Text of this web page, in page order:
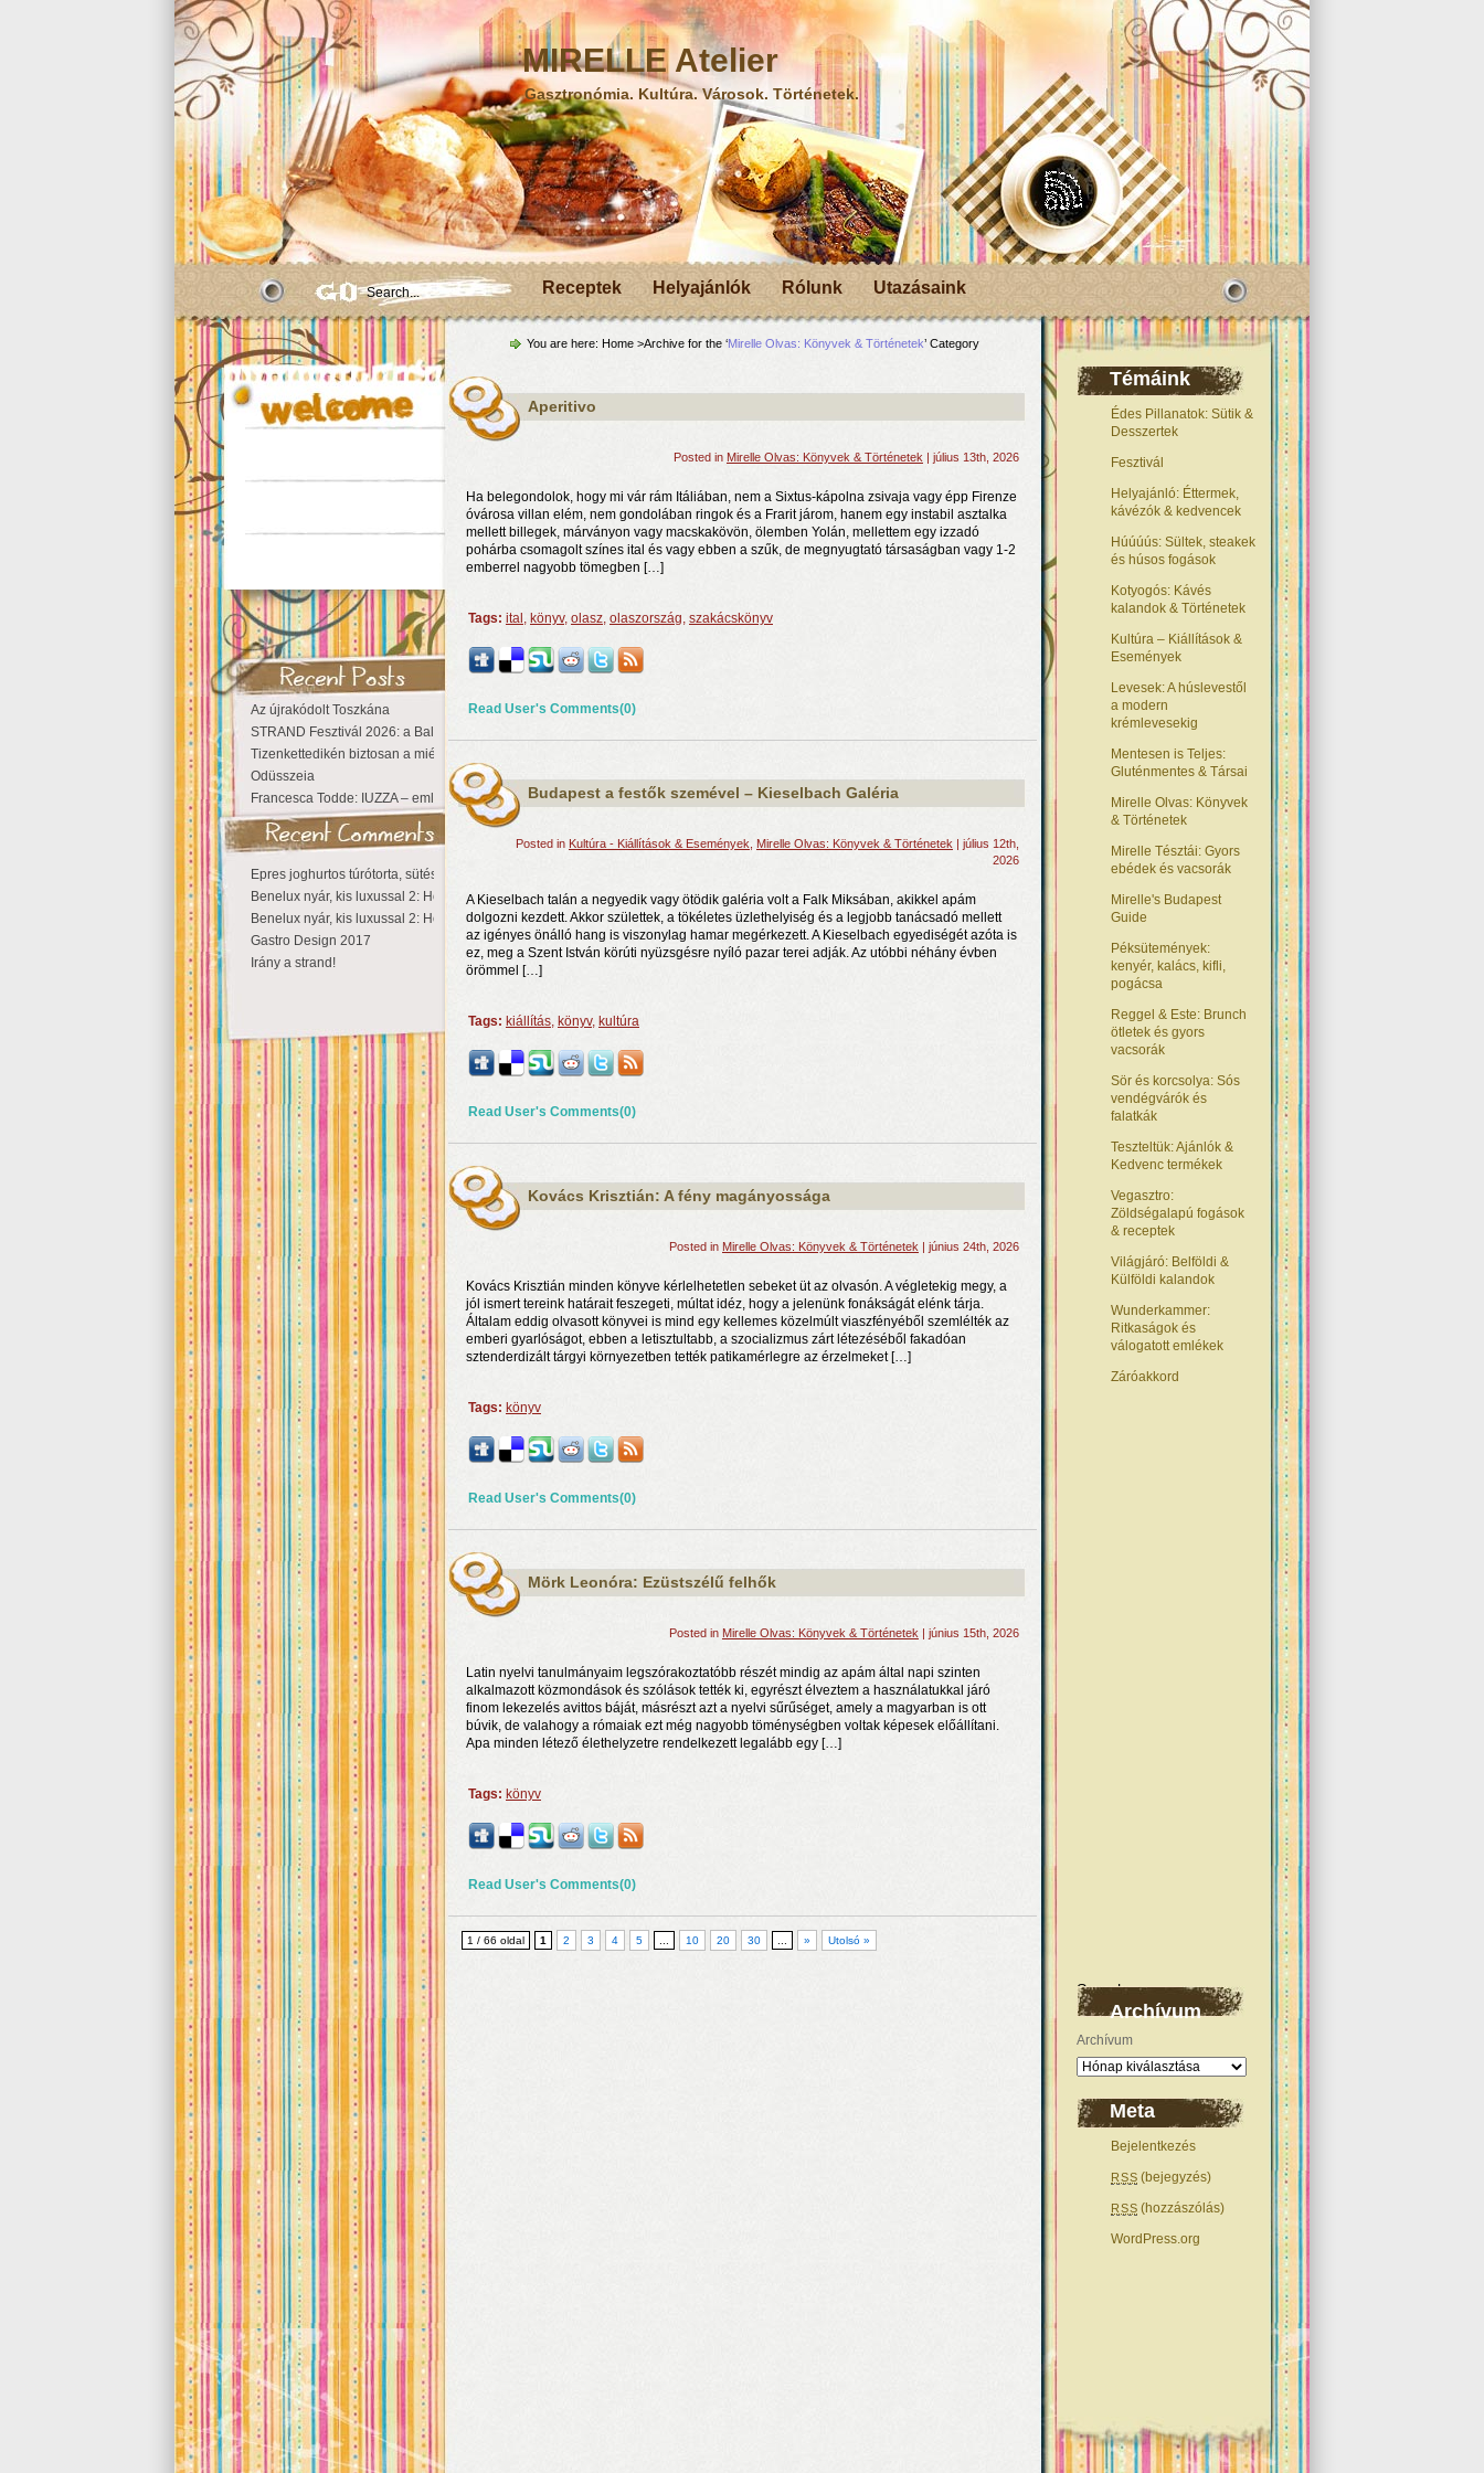
MIRELLE Atelier
Gasztronómia. Kultúra. Városok. Történetek.
Receptek Helyajánlók Rólunk Utazásaink
Az újrakódolt Toszkána
STRAND Fesztivál 2026: a Balaton partján a nyár még tart!
Tizenkettedikén biztosan a miénk a Sziget!
Odüsszeia
Francesca Todde: IUZZA – emlékezet, táj és irodalom találkozása a Mai Manó Házban
Epres joghurtos túrótorta, sütés nélkül
Benelux nyár, kis luxussal 2: Hollandia
Benelux nyár, kis luxussal 2: Hollandia
Gastro Design 2017
Irány a strand!
Témáink
Édes Pillanatok: Sütik &
Desszertek
Fesztivál
Helyajánló: Éttermek,
kávézók & kedvencek
Húúúús: Sültek, steakek
és húsos fogások
Kotyogós: Kávés
kalandok & Történetek
Kultúra – Kiállítások &
Események
Levesek: A húslevestől
a modern
krémlevesekig
Mentesen is Teljes:
Gluténmentes & Társai
Mirelle Olvas: Könyvek
& Történetek
Mirelle Tésztái: Gyors
ebédek és vacsorák
Mirelle's Budapest
Guide
Péksütemények:
kenyér, kalács, kifli,
pogácsa
Reggel & Este: Brunch
ötletek és gyors
vacsorák
Sör és korcsolya: Sós
vendégvárók és
falatkák
Teszteltük: Ajánlók &
Kedvenc termékek
Vegasztro:
Zöldségalapú fogások
& receptek
Világjáró: Belföldi &
Külföldi kalandok
Wunderkammer:
Ritkaságok és
válogatott emlékek
Záróakkord
Archívum
Archívum
Meta
Bejelentkezés
RSS (bejegyzés)
RSS (hozzászólás)
WordPress.org
You are here: Home >Archive for the ‘Mirelle Olvas: Könyvek & Történetek’ Category
Aperitivo
Posted in Mirelle Olvas: Könyvek & Történetek | július 13th, 2026
Ha belegondolok, hogy mi vár rám Itáliában, nem a Sixtus-kápolna zsivaja vagy épp Firenze
óvárosa villan elém, nem gondolában ringok és a Frarit járom, hanem egy instabil asztalka
mellett billegek, márványon vagy macskakövön, ölemben Yolán, mellettem egy izzadó
pohárba csomagolt színes ital és vagy ebben a szűk, de megnyugtató társaságban vagy 1-2
emberrel nagyobb tömegben […]
Tags: ital , könyv, olasz, olaszország, szakácskönyv
Read User's Comments(0)
Budapest a festők szemével – Kieselbach Galéria
Posted in Kultúra - Kiállítások & Események Mirelle Olvas: Könyvek & Történetek | július 12th,
2026
A Kieselbach talán a negyedik vagy ötödik galéria volt a Falk Miksában, akikkel apám
dolgozni kezdett. Akkor születtek, a tökéletes üzlethelyiség és a legjobb tanácsadó mellett
az igényes önálló hang is viszonylag hamar megérkezett. A Kieselbach egyediségét azóta is
ez, meg a Szent István körúti nyüzsgésre nyíló pazar terei adják. Az utóbbi néhány évben
örömmel […]
Tags: kiállítás, könyv, kultúra
Read User's Comments(0)
Kovács Krisztián: A fény magányossága
Posted in Mirelle Olvas: Könyvek & Történetek | június 24th, 2026
Kovács Krisztián minden könyve kérlelhetetlen sebeket üt az olvasón. A végletekig megy, a
jól ismert tereink határait feszegeti, múltat idéz, hogy a jelenünk fonákságát elénk tárja.
Általam eddig olvasott könyvei is mind egy kellemes közelmúlt viaszfényéből szemlélték az
emberi gyarlóságot, ebben a letisztultabb, a szocializmus zárt létezéséből fakadóan
sztenderdizált tárgyi környezetben tették patikamérlegre az érzelmeket […]
Tags: könyv
Read User's Comments(0)
Mörk Leonóra: Ezüstszélű felhők
Posted in Mirelle Olvas: Könyvek & Történetek | június 15th, 2026
Latin nyelvi tanulmányaim legszórakoztatóbb részét mindig az apám által napi szinten
alkalmazott közmondások és szólások tették ki, egyrészt élveztem a használatukkal járó
finom lekezelés avittos báját, másrészt azt a nyelvi sűrűséget, amely a magyarban is ott
búvik, de valahogy a rómaiak ezt még nagyobb töménységben voltak képesek előállítani.
Apa minden létező élethelyzetre rendelkezett legalább egy […]
Tags: könyv
Read User's Comments(0)
1 / 66 oldal 1 2 3 4 5 10 20 30 » Utolsó »